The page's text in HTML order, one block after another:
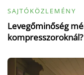
SAJTÓKÖZLEMÉNY
Levegőminőség
kompresszoroknál?